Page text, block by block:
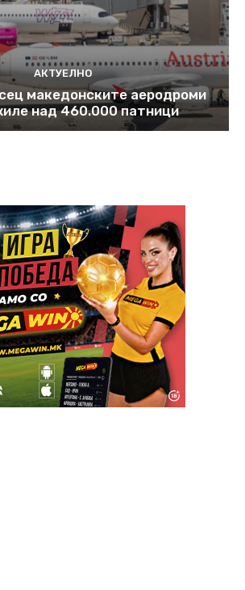
АКТУЕЛНО
македонските аеродроми
над 460.000 патници